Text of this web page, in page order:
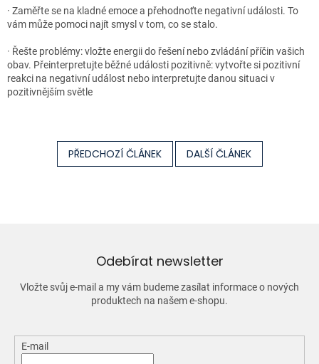
· Zaměřte se na kladné emoce a přehodnoťte negativní události. To
vám může pomoci najít smysl v tom, co se stalo.
· Řešte problémy: vložte energii do řešení nebo zvládání příčin vašich
obav. Přeinterpretujte běžné události pozitivně: vytvořte si pozitivní
reakci na negativní událost nebo interpretujte danou situaci v
pozitivnějším světle
PŘEDCHOZÍ ČLÁNEK DALŠÍ ČLÁNEK
Odebírat newsletter
Vložte svůj e-mail a my vám budeme zasílat informace o nových
produktech na našem e-shopu.
E-mail